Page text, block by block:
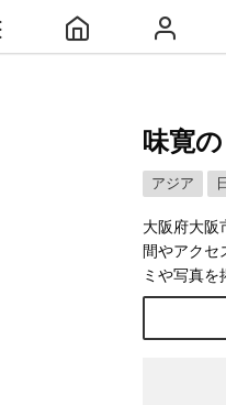
味寛
アジア
大阪府大阪
間やアクセ
ミや写真を